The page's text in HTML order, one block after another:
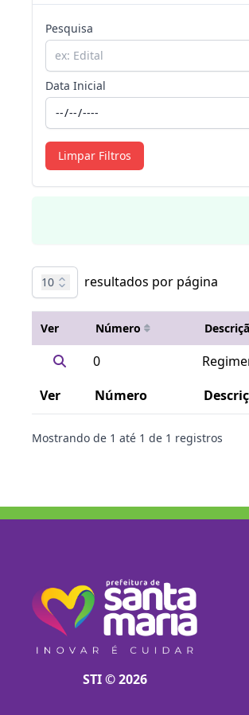
Pesquisa
Data Inicial
Limpar Filtros
10 resultados por página
Ver Número
0
Ver
Número
Mostrando de 1 até 1 de 1 registros
STI © 2026